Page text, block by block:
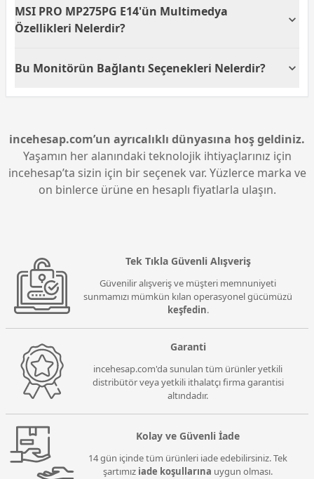
seviyesi sunar. Bu parlaklık seviyesi, çoğu ortamda
net bir görüntü sağlar ve HDR içerikler için yeterlidir.
MSI PRO MP275PG E14'ün Multimedya
Özellikleri Nelerdir?
hoparlörlere sahiptir. Böylece, ek bir ses sistemi
çıkarabilirsiniz.
Bu Monitörün Bağlantı Seçenekleri Nelerdir?
MSI PRO MP275PG E14 monitör HDMI ve DP bağlantı
çözünürlüklü içerikleri kesintisiz izleyebilirsiniz.
incehesap.com’un ayrıcalıklı dünyasına hoş geldiniz.
Yaşamın her alanındaki teknolojik ihtiyaçlarınız için
incehesap’ta sizin için bir seçenek var. Yüzlerce marka ve
on binlerce ürüne en hesaplı fiyatlarla ulaşın.
Tek Tıkla Güvenli Alışveriş
Güvenilir alışveriş ve müşteri memnuniyeti
sunmamızı mümkün kılan operasyonel gücümüzü
keşfedin.
Garanti
incehesap.com'da sunulan tüm ürünler yetkili
distribütör veya yetkili ithalatçı firma garantisi
altındadır.
Kolay ve Güvenli İade
14 gün içinde tüm ürünleri iade edebilirsiniz. Tek
şartımız iade koşullarına uygun olması.